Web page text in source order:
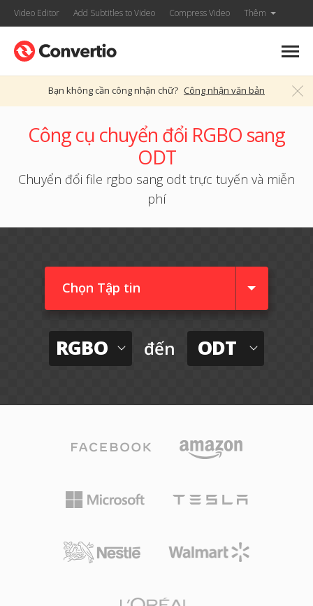
Video Editor Add Subtitles to Video Compress Video Thêm
Bạn không cần công nhận chữ? Công nhận văn bản
Công cụ chuyển đổi RGBO sang
ODT
Chuyển đổi file rgbo sang odt trực tuyến và miễn
phí
Chọn Tập tin
RGBO đến ODT